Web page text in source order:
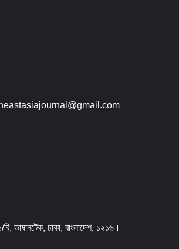
ভাষানটেক, ঢাকা, বাংলাদেশ, ১২১৬।